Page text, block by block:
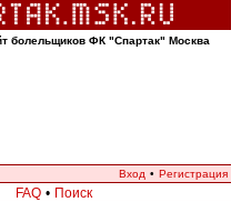
болельщиков ФК "Спартак" Москва
Вход • Регистрация
FAQ • Поиск